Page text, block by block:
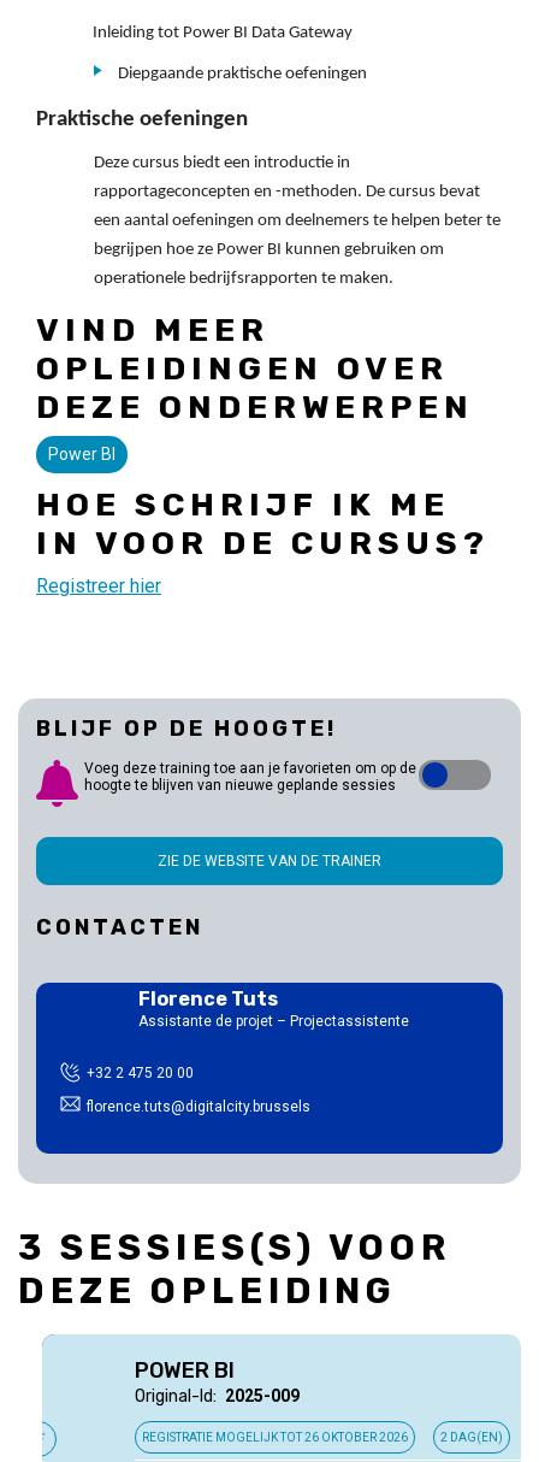
Inleiding tot Power BI Data Gateway
Diepgaande praktische oefeningen
Praktische oefeningen
Deze cursus biedt een introductie in
rapportageconcepten en -methoden. De cursus bevat
een aantal oefeningen om deelnemers te helpen beter te
begrijpen hoe ze Power BI kunnen gebruiken om
operationele bedrijfsrapporten te maken.
VIND MEER
OPLEIDINGEN OVER
DEZE ONDERWERPEN
Power BI
HOE SCHRIJF IK ME
IN VOOR DE CURSUS?
Registreer hier
BLIJF OP DE HOOGTE!
Voeg deze training toe aan je favorieten om op de
hoogte te blijven van nieuwe geplande sessies
ZIE DE WEBSITE VAN DE TRAINER
CONTACTEN
Florence Tuts
Assistante de projet – Projectassistente
+32 2 475 20 00
florence.tuts@digitalcity.brussels
3 SESSIES(S) VOOR
DEZE OPLEIDING
POWER BI
Original-Id 2025-009
REGISTRATIE MOGELIJK TOT 26 OKTOBER 2026 2 DAG(EN)